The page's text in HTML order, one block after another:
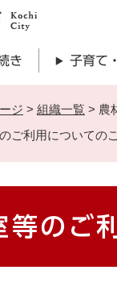
き 子育て
ジ > 組織一覧 > 農
ご利用についての
等のご